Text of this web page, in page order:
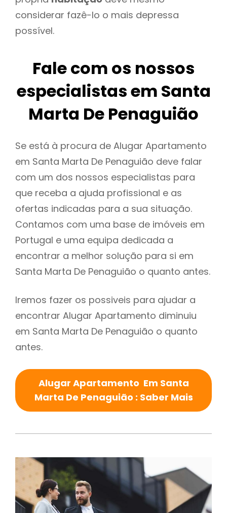
considerar fazê-lo o mais depressa
possível.
Fale com os nossos
especialistas em Santa
Marta De Penaguião
Se está à procura de Alugar Apartamento
em Santa Marta De Penaguião deve falar
com um dos nossos especialistas para
que receba a ajuda profissional e as
ofertas indicadas para a sua situação.
Contamos com uma base de imóveis em
Portugal e uma equipa dedicada a
encontrar a melhor solução para si em
Santa Marta De Penaguião o quanto antes.
Iremos fazer os possiveis para ajudar a
encontrar Alugar Apartamento diminuiu
em Santa Marta De Penaguião o quanto
antes.
Alugar Apartamento Em Santa
Marta De Penaguião : Saber Mais